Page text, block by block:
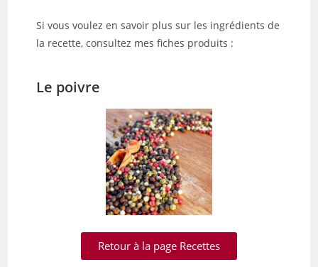
Si vous voulez en savoir plus sur les ingrédients de
la recette, consultez mes fiches produits :
Le poivre
Retour à la page Recettes